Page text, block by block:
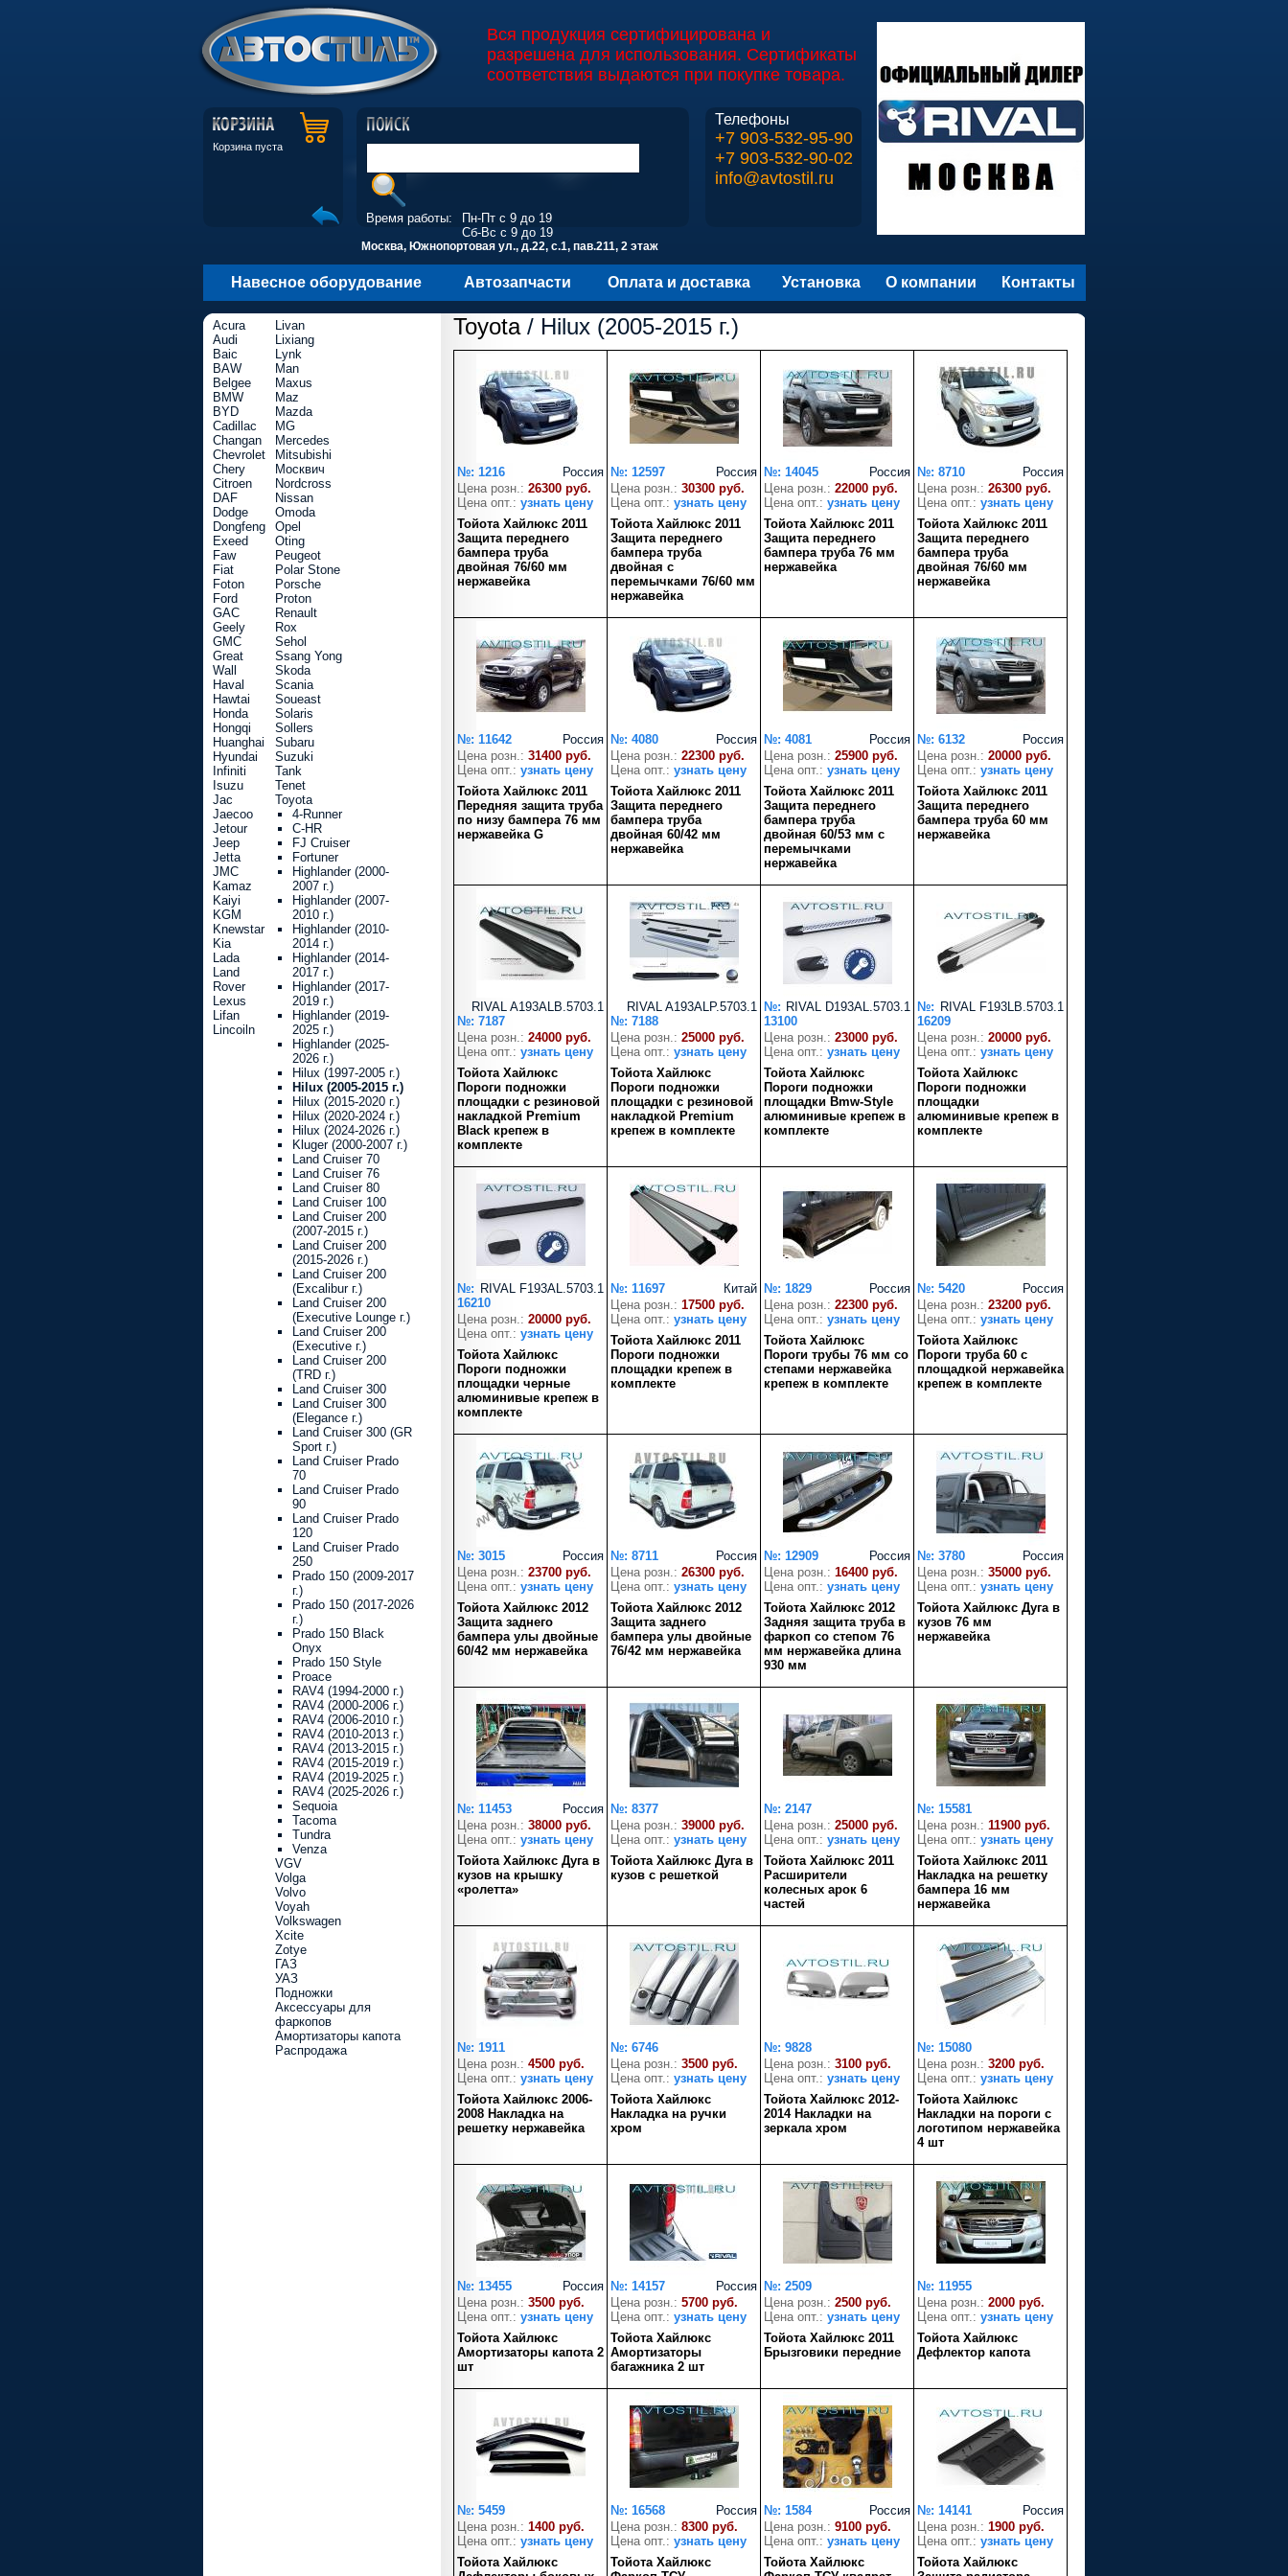
Вся продукция сертифицирована и
разрешена для использования. Сертификаты
соответствия выдаются при покупке товара.
Корзина пуста
Телефоны
+7 903-532-95-90
+7 903-532-90-02
info@avtostil.ru
Время работы:
Пн-Пт с 9 до 19
Сб-Вс с 9 до 19
Москва, Южнопортовая ул., д.22, с.1, пав.211, 2 этаж
Навесное оборудование Автозапчасти Оплата и доставка Установка О компании Контакты
Toyota/ Hilux (2005-2015 г.)
Россия
№: 1216
Цена розн.: 26300 руб.
Цена опт.: узнать цену
Тойота Хайлюкс 2011
Защита переднего
бампера труба
двойная 76/60 мм
нержавейка
Россия
№: 12597
Цена розн.: 30300 руб.
Цена опт.: узнать цену
Тойота Хайлюкс 2011
Защита переднего
бампера труба
двойная с
перемычками 76/60 мм
нержавейка
Россия
№: 14045
Цена розн.: 22000 руб.
Цена опт.: узнать цену
Тойота Хайлюкс 2011
Защита переднего
бампера труба 76 мм
нержавейка
Россия
№: 8710
Цена розн.: 26300 руб.
Цена опт.: узнать цену
Тойота Хайлюкс 2011
Защита переднего
бампера труба
двойная 76/60 мм
нержавейка
Россия
№: 11642
Цена розн.: 31400 руб.
Цена опт.: узнать цену
Тойота Хайлюкс 2011
Передняя защита труба
по низу бампера 76 мм
нержавейка G
Россия
№: 4080
Цена розн.: 22300 руб.
Цена опт.: узнать цену
Тойота Хайлюкс 2011
Защита переднего
бампера труба
двойная 60/42 мм
нержавейка
Россия
№: 4081
Цена розн.: 25900 руб.
Цена опт.: узнать цену
Тойота Хайлюкс 2011
Защита переднего
бампера труба
двойная 60/53 мм с
перемычками
нержавейка
Россия
№: 6132
Цена розн.: 20000 руб.
Цена опт.: узнать цену
Тойота Хайлюкс 2011
Защита переднего
бампера труба 60 мм
нержавейка
RIVAL A193ALB.5703.1
№: 7187
Цена розн.: 24000 руб.
Цена опт.: узнать цену
Тойота Хайлюкс
Пороги подножки
площадки с резиновой
накладкой Premium
Black крепеж в
комплекте
RIVAL A193ALP.5703.1
№: 7188
Цена розн.: 25000 руб.
Цена опт.: узнать цену
Тойота Хайлюкс
Пороги подножки
площадки с резиновой
накладкой Premium
крепеж в комплекте
RIVAL D193AL.5703.1
№:
13100
Цена розн.: 23000 руб.
Цена опт.: узнать цену
Тойота Хайлюкс
Пороги подножки
площадки Bmw-Style
алюминивые крепеж в
комплекте
RIVAL F193LB.5703.1
№:
16209
Цена розн.: 20000 руб.
Цена опт.: узнать цену
Тойота Хайлюкс
Пороги подножки
площадки
алюминивые крепеж в
комплекте
RIVAL F193AL.5703.1
№:
16210
Цена розн.: 20000 руб.
Цена опт.: узнать цену
Тойота Хайлюкс
Пороги подножки
площадки черные
алюминивые крепеж в
комплекте
Китай
№: 11697
Цена розн.: 17500 руб.
Цена опт.: узнать цену
Тойота Хайлюкс 2011
Пороги подножки
площадки крепеж в
комплекте
Россия
№: 1829
Цена розн.: 22300 руб.
Цена опт.: узнать цену
Тойота Хайлюкс
Пороги трубы 76 мм со
степами нержавейка
крепеж в комплекте
Россия
№: 5420
Цена розн.: 23200 руб.
Цена опт.: узнать цену
Тойота Хайлюкс
Пороги труба 60 с
площадкой нержавейка
крепеж в комплекте
Россия
№: 3015
Цена розн.: 23700 руб.
Цена опт.: узнать цену
Тойота Хайлюкс 2012
Защита заднего
бампера улы двойные
60/42 мм нержавейка
Россия
№: 8711
Цена розн.: 26300 руб.
Цена опт.: узнать цену
Тойота Хайлюкс 2012
Защита заднего
бампера улы двойные
76/42 мм нержавейка
Россия
№: 12909
Цена розн.: 16400 руб.
Цена опт.: узнать цену
Тойота Хайлюкс 2012
Задняя защита труба в
фаркоп со степом 76
мм нержавейка длина
930 мм
Россия
№: 3780
Цена розн.: 35000 руб.
Цена опт.: узнать цену
Тойота Хайлюкс Дуга в
кузов 76 мм
нержавейка
Россия
№: 11453
Цена розн.: 38000 руб.
Цена опт.: узнать цену
Тойота Хайлюкс Дуга в
кузов на крышку
«ролетта»
№: 8377
Цена розн.: 39000 руб.
Цена опт.: узнать цену
Тойота Хайлюкс Дуга в
кузов с решеткой
№: 2147
Цена розн.: 25000 руб.
Цена опт.: узнать цену
Тойота Хайлюкс 2011
Расширители
колесных арок 6
частей
№: 15581
Цена розн.: 11900 руб.
Цена опт.: узнать цену
Тойота Хайлюкс 2011
Накладка на решетку
бампера 16 мм
нержавейка
№: 1911
Цена розн.: 4500 руб.
Цена опт.: узнать цену
Тойота Хайлюкс 2006-
2008 Накладка на
решетку нержавейка
№: 6746
Цена розн.: 3500 руб.
Цена опт.: узнать цену
Тойота Хайлюкс
Накладка на ручки
хром
№: 9828
Цена розн.: 3100 руб.
Цена опт.: узнать цену
Тойота Хайлюкс 2012-
2014 Накладки на
зеркала хром
№: 15080
Цена розн.: 3200 руб.
Цена опт.: узнать цену
Тойота Хайлюкс
Накладки на пороги с
логотипом нержавейка
4 шт
Россия
№: 13455
Цена розн.: 3500 руб.
Цена опт.: узнать цену
Тойота Хайлюкс
Амортизаторы капота 2
шт
Россия
№: 14157
Цена розн.: 5700 руб.
Цена опт.: узнать цену
Тойота Хайлюкс
Амортизаторы
багажника 2 шт
№: 2509
Цена розн.: 2500 руб.
Цена опт.: узнать цену
Тойота Хайлюкс 2011
Брызговики передние
№: 11955
Цена розн.: 2000 руб.
Цена опт.: узнать цену
Тойота Хайлюкс
Дефлектор капота
№: 5459
Цена розн.: 1400 руб.
Цена опт.: узнать цену
Тойота Хайлюкс
Россия
№: 16568
Цена розн.: 8300 руб.
Цена опт.: узнать цену
Тойота Хайлюкс
Россия
№: 1584
Цена розн.: 9100 руб.
Цена опт.: узнать цену
Тойота Хайлюкс
Россия
№: 14141
Цена розн.: 1900 руб.
Цена опт.: узнать цену
Тойота Хайлюкс
Acura
Audi
Baic
BAW
Belgee
BMW
BYD
Cadillac
Changan
Chevrolet
Chery
Citroen
DAF
Dodge
Dongfeng
Exeed
Faw
Fiat
Foton
Ford
GAC
Geely
GMC
Great
Wall
Haval
Hawtai
Honda
Hongqi
Huanghai
Hyundai
Infiniti
Isuzu
Jac
Jaecoo
Jetour
Jeep
Jetta
JMC
Kamaz
Kaiyi
KGM
Knewstar
Kia
Lada
Land
Rover
Lexus
Lifan
Lincoiln
Livan
Lixiang
Lynk
Man
Maxus
Maz
Mazda
MG
Mercedes
Mitsubishi
Москвич
Nordcross
Nissan
Omoda
Opel
Oting
Peugeot
Polar Stone
Porsche
Proton
Renault
Rox
Sehol
Ssang Yong
Skoda
Scania
Soueast
Solaris
Sollers
Subaru
Suzuki
Tank
Tenet
Toyota
4-Runner
C-HR
FJ Cruiser
Fortuner
Highlander (2000-
2007 г.)
Highlander (2007-
2010 г.)
Highlander (2010-
2014 г.)
Highlander (2014-
2017 г.)
Highlander (2017-
2019 г.)
Highlander (2019-
2025 г.)
Highlander (2025-
2026 г.)
Hilux (1997-2005 г.)
Hilux (2005-2015 г.)
Hilux (2015-2020 г.)
Hilux (2020-2024 г.)
Hilux (2024-2026 г.)
Kluger (2000-2007 г.)
Land Cruiser 70
Land Cruiser 76
Land Cruiser 80
Land Cruiser 100
Land Cruiser 200
(2007-2015 г.)
Land Cruiser 200
(2015-2026 г.)
Land Cruiser 200
(Excalibur г.)
Land Cruiser 200
(Executive Lounge г.)
Land Cruiser 200
(Executive г.)
Land Cruiser 200
(TRD г.)
Land Cruiser 300
Land Cruiser 300
(Elegance г.)
Land Cruiser 300 (GR
Sport г.)
Land Cruiser Prado
70
Land Cruiser Prado
90
Land Cruiser Prado
120
Land Cruiser Prado
250
Prado 150 (2009-2017
г.)
Prado 150 (2017-2026
г.)
Prado 150 Black
Onyx
Prado 150 Style
Proace
RAV4 (1994-2000 г.)
RAV4 (2000-2006 г.)
RAV4 (2006-2010 г.)
RAV4 (2010-2013 г.)
RAV4 (2013-2015 г.)
RAV4 (2015-2019 г.)
RAV4 (2019-2025 г.)
RAV4 (2025-2026 г.)
Sequoia
Tacoma
Tundra
Venza
VGV
Volga
Volvo
Voyah
Volkswagen
Xcite
Zotye
ГАЗ
УАЗ
Подножки
Аксессуары для
фаркопов
Амортизаторы капота
Распродажа